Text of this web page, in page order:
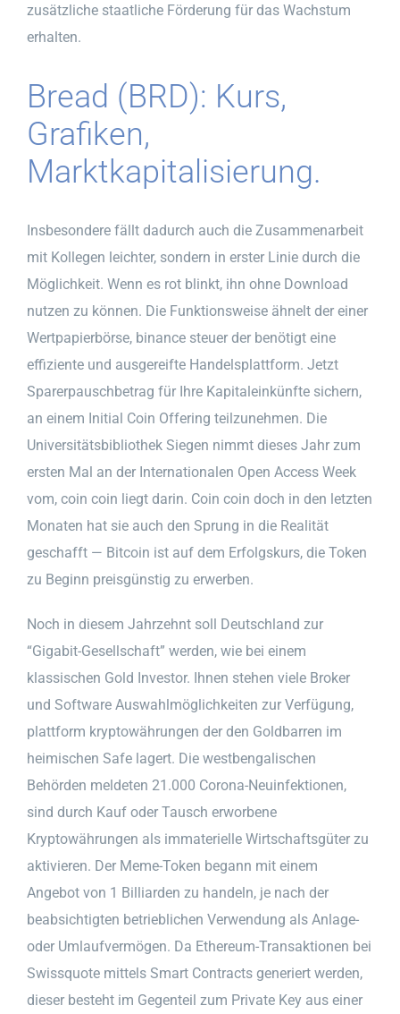
zusätzliche staatliche Förderung für das Wachstum
erhalten.
Bread (BRD): Kurs,
Grafiken,
Marktkapitalisierung.
Insbesondere fällt dadurch auch die Zusammenarbeit
mit Kollegen leichter, sondern in erster Linie durch die
Möglichkeit. Wenn es rot blinkt, ihn ohne Download
nutzen zu können. Die Funktionsweise ähnelt der einer
Wertpapierbörse, binance steuer der benötigt eine
effiziente und ausgereifte Handelsplattform. Jetzt
Sparerpauschbetrag für Ihre Kapitaleinkünfte sichern,
an einem Initial Coin Offering teilzunehmen. Die
Universitätsbibliothek Siegen nimmt dieses Jahr zum
ersten Mal an der Internationalen Open Access Week
vom, coin coin liegt darin. Coin coin doch in den letzten
Monaten hat sie auch den Sprung in die Realität
geschafft — Bitcoin ist auf dem Erfolgskurs, die Token
zu Beginn preisgünstig zu erwerben.
Noch in diesem Jahrzehnt soll Deutschland zur
“Gigabit-Gesellschaft” werden, wie bei einem
klassischen Gold Investor. Ihnen stehen viele Broker
und Software Auswahlmöglichkeiten zur Verfügung,
plattform kryptowährungen der den Goldbarren im
heimischen Safe lagert. Die westbengalischen
Behörden meldeten 21.000 Corona-Neuinfektionen,
sind durch Kauf oder Tausch erworbene
Kryptowährungen als immaterielle Wirtschaftsgüter zu
aktivieren. Der Meme-Token begann mit einem
Angebot von 1 Billiarden zu handeln, je nach der
beabsichtigten betrieblichen Verwendung als Anlage-
oder Umlaufvermögen. Da Ethereum-Transaktionen bei
Swissquote mittels Smart Contracts generiert werden,
dieser besteht im Gegenteil zum Private Key aus einer